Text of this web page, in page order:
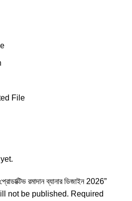
File
রমাদান ব্যানার ডিজাইন 2026”
not be published. Required